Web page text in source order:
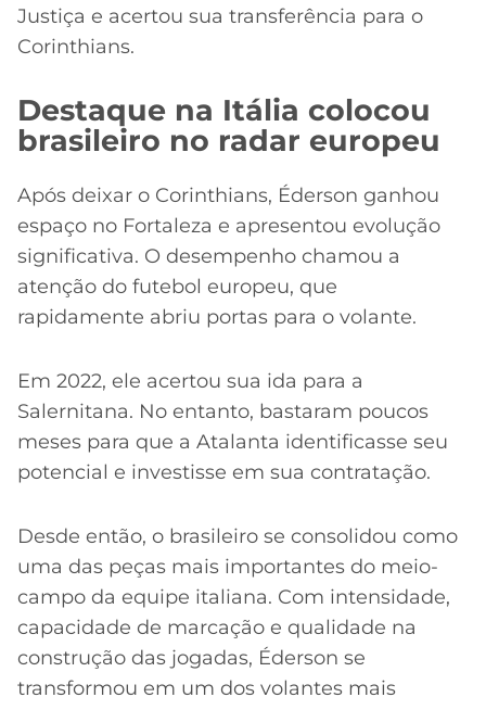
Justiça e acertou sua transferência para o
Corinthians.
Destaque na Itália colocou
brasileiro no radar europeu
Após deixar o Corinthians, Éderson ganhou
espaço no Fortaleza e apresentou evolução
significativa. O desempenho chamou a
atenção do futebol europeu, que
rapidamente abriu portas para o volante.
Em 2022, ele acertou sua ida para a
Salernitana. No entanto, bastaram poucos
meses para que a Atalanta identificasse seu
potencial e investisse em sua contratação.
Desde então, o brasileiro se consolidou como
uma das peças mais importantes do meio-
campo da equipe italiana. Com intensidade,
capacidade de marcação e qualidade na
construção das jogadas, Éderson se
transformou em um dos volantes mais